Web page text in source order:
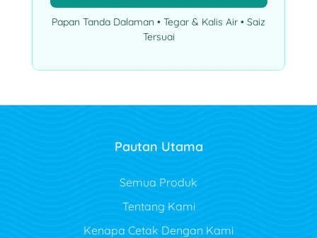
Papan Tanda Dalaman • Tegar & Kalis Air • Saiz
Tersuai
Pautan Utama
Semua Produk
Tentang Kami
Kenapa Cetak Dengan Kami